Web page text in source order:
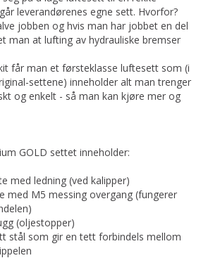
leverandørenes egne sett. Hvorfor?
jobben og hvis man har jobbet en del
man at lufting av hydrauliske bremser
får man et førsteklasse luftesett som (i
settene) inneholder alt man trenger
og enkelt - så man kan kjøre mer og
GOLD settet inneholder:
med ledning (ved kalipper)
med M5 messing overgang (fungerer
(oljestopper)
stål som gir en tett forbindels mellom